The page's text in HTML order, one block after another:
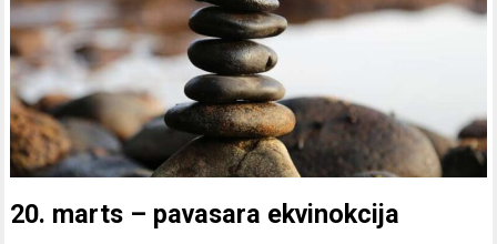
20. marts – pavasara ekvinokcija